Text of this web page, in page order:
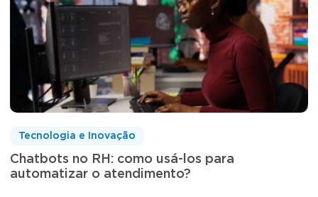
Chatbots no RH: como usá-los para
automatizar o atendimento?
Tecnologia e Inovação